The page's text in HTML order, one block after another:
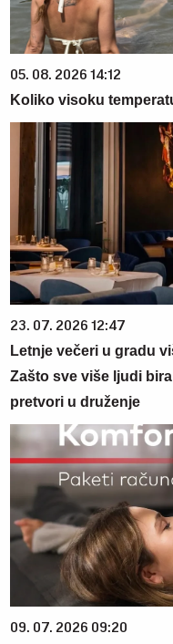
05. 08. 2026 14:12
Koliko visoku
23. 07. 2026 12:47
Letnje večeri u gradu
Zašto sve više ljudi
pretvori u druženje
09. 07. 2026 09:20